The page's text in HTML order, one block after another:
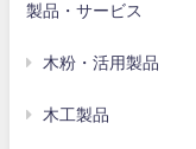
製品・サービス
木粉・活用製品
木工製品